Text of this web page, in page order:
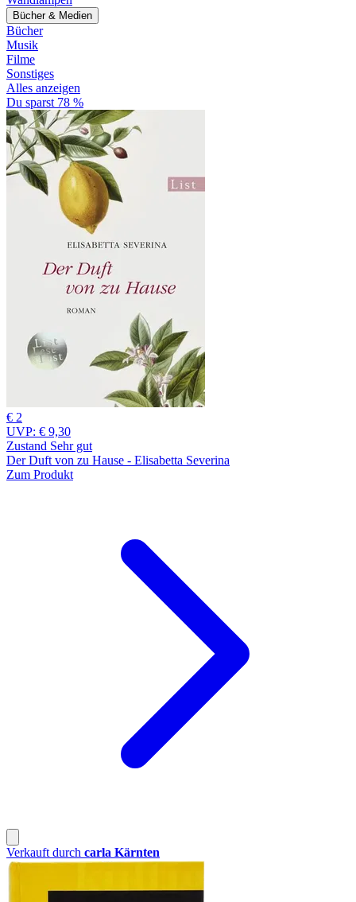
Bücher & Medien
Bücher
Musik
Filme
Sonstiges
Alles anzeigen
Du sparst 78 %
€ 2
UVP: € 9,30
Zustand Sehr gut
Der Duft von zu Hause - Elisabetta Severina
Zum Produkt
Verkauft durch carla Kärnten